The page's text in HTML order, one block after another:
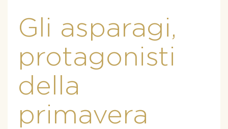
Gli asparagi,
protagonisti
della
primavera